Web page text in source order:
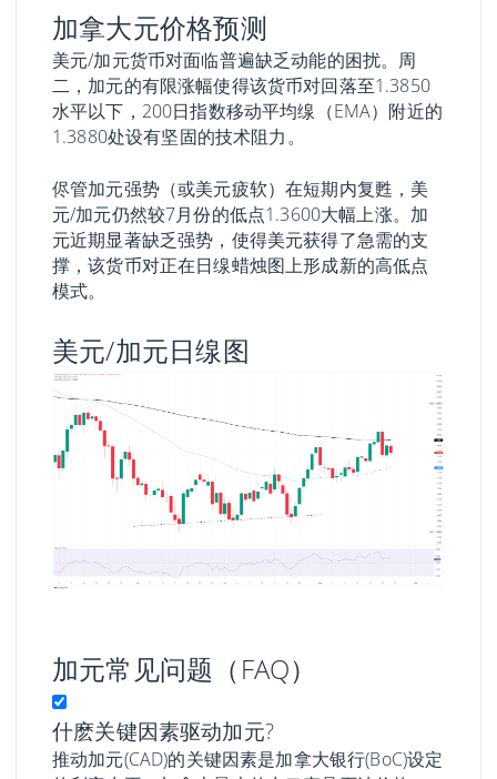
加拿大元价格预测
美元/加元货币对面临普遍缺乏动能的困扰。周
二，加元的有限涨幅使得该货币对回落至1.3850
水平以下，200日指数移动平均缐（EMA）附近的
1.3880处设有坚固的技术阻力。
侭管加元强势（或美元疲软）在短期内复甦，美
元/加元仍然较7月份的低点1.3600大幅上涨。加
元近期显著缺乏强势，使得美元获得了急需的支
撑，该货币对正在日缐蜡烛图上形成新的高低点
模式。
美元/加元日缐图
加元常见问题（FAQ）
什麽关键因素驱动加元?
推动加元(CAD)的关键因素是加拿大银行(BoC)设定